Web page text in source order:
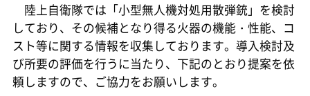
陸上自衛隊では「小型無人機対処用散弾銃」を検討
しており、その候補となり得る火器の機能・性能、コ
スト等に関する情報を収集しております。導入検討及
び所要の評価を行うに当たり、下記のとおり提案を依
頼しますので、ご協力をお願いします。